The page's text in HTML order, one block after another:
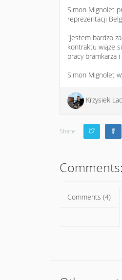
Simon Mignolet
reprezentacji
"Jestem bardzo
kontraktu wiąże
pracy bramkarza
Simon Mignolet
Krzysiek
Share:
Comments:
Comments (4)